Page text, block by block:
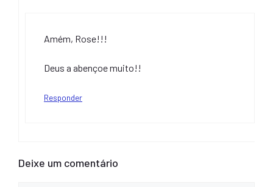
Amém, Rose!!!
Deus a abençoe muito!!
Responder
Deixe um comentário